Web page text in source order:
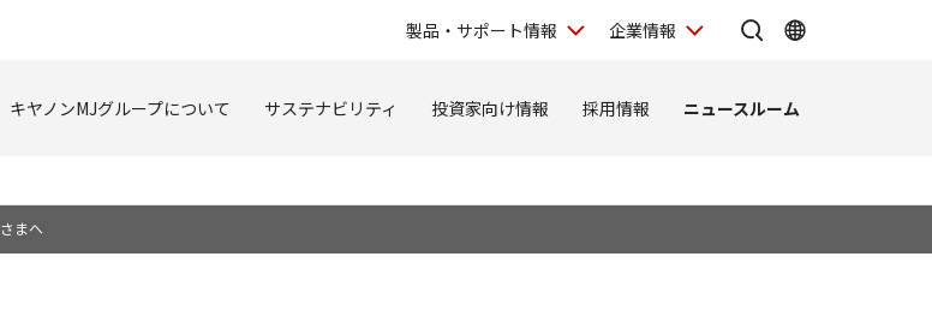
製品・サポート情報 企業情報
キヤノンMJグループについて サステナビリティ 投資家向け情報 採用情報 ニュースルーム
まへ